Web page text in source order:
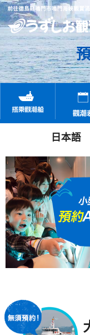
前往德島縣鳴門市鳴門海峽觀賞
日本語
預